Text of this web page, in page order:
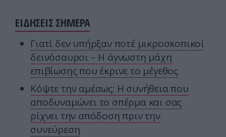
ΕΙΔΗΣΕΙΣ ΣΗΜΕΡΑ
Γιατί δεν υπήρξαν ποτέ μικροσκοπικοί
δεινόσαυροι – Η άγνωστη μάχη
επιβίωσης που έκρινε το μέγεθος
Κόψτε την αμέσως: H συνήθεια που
αποδυναμώνει το σπέρμα και σας
ρίχνει την απόδοση πριν την
συνεύρεση